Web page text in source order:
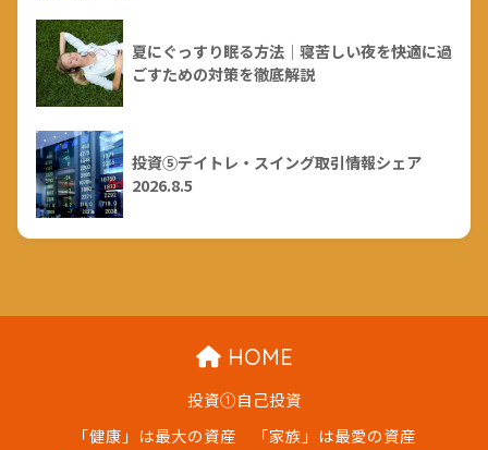
夏にぐっすり眠る方法｜寝苦しい夜を快適に過
ごすための対策を徹底解説
投資⑤デイトレ・スイング取引情報シェア
2026.8.5
HOME
投資①自己投資
「健康」は最大の資産
「家族」は最愛の資産